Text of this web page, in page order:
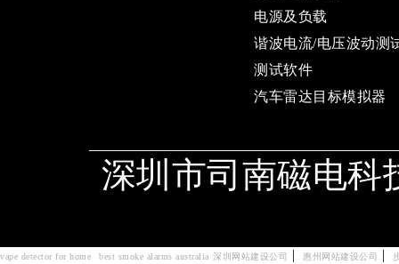
电源及负载
谐波电流/电压波动测
测试软件
汽车雷达目标模拟器
深圳市司南磁电
vape detector for home best smoke alarms australia 深圳网站建设公司 | 惠州网站建设公司 |